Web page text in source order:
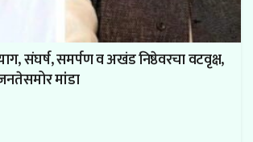
संघर्ष, समर्पण व अखंड निष्ठेवरचा वटवृक्ष,
मांडा